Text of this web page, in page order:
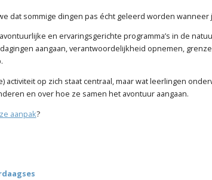
dat sommige dingen pas écht geleerd worden wanneer
en ervaringsgerichte programma’s in de
aangaan, verantwoordelijkheid opnemen,
activiteit op zich staat centraal, maar wat leerlingen
en over hoe ze samen het avontuur aangaan.
aanpak?